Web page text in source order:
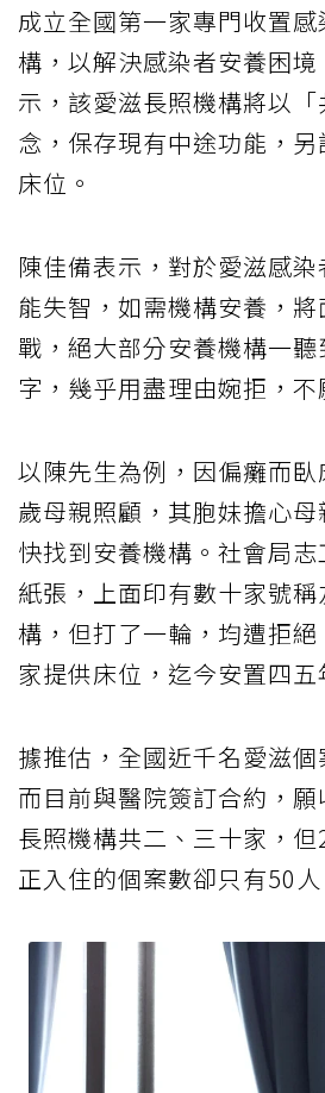
成立全國第一家專門收置
構，以解決感染者安養困
示，該愛滋長照機構將以
念，保存現有中途功能，
床位。
陳佳備表示，對於愛滋感
能失智，如需機構安養，
戰，絕大部分安養機構一
字，幾乎用盡理由婉拒，不
以陳先生為例，因偏癱而
歲母親照顧，其胞妹擔心
快找到安養機構。社會局
紙張，上面印有數十家號
構，但打了一輪，均遭拒
家提供床位，迄今安置四五
據推估，全國近千名愛滋個
而目前與醫院簽訂合約，
長照機構共二、三十家，
正入住的個案數卻只有50人